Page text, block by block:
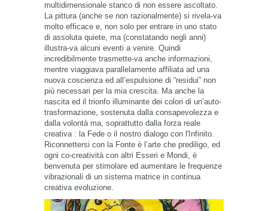
multidimensionale stanco di non essere ascoltato.
La pittura (anche se non razionalmente) si rivela-va
molto efficace e, non solo per entrare in uno stato
di assoluta quiete, ma (constatando negli anni)
illustra-va alcuni eventi a venire. Quindi
incredibilmente trasmette-va anche informazioni,
mentre viaggiava parallelamente affiliata ad una
nuova coscienza ed all’espulsione di “residui” non
più necessari per la mia crescita. Ma anche la
nascita ed il trionfo illuminante dei colori di un’auto-
trasformazione, sostenuta dalla consapevolezza e
dalla volontà ma, soprattutto dalla forza reale
creativa : la Fede o il nostro dialogo con l'Infinito.
Riconnettersi con la Fonte è l’arte che prediligo, ed
ogni co-creatività con altri Esseri e Mondi, è
benvenuta per stimolare ed aumentare le frequenze
vibrazionali di un sistema matrice in continua
creativa evoluzione.